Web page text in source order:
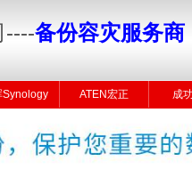
Synology ATEN宏正 成
----备份容灾服务商